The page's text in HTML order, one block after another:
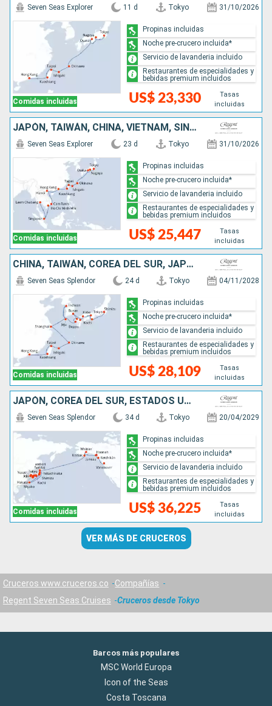
Comidas incluidas
Seven Seas Explorer 11 d Tokyo 31/10/2026
US$ 23,330
Tasas
incluidas
Propinas incluidas
Noche pre-crucero incluida*
Servicio de lavanderia incluido
Restaurantes de especialidades y
bebidas premium incluidos
JAPÓN, TAIWÁN, CHINA, VIETNAM, SINGAPUR, TAILANDIA
Comidas incluidas
Seven Seas Explorer 23 d Tokyo 31/10/2026
US$ 25,447
Tasas
incluidas
Propinas incluidas
Noche pre-crucero incluida*
Servicio de lavanderia incluido
Restaurantes de especialidades y
bebidas premium incluidos
CHINA, TAIWÁN, COREA DEL SUR, JAPÓN
Comidas incluidas
Seven Seas Splendor 24 d Tokyo 04/11/2028
US$ 28,109
Tasas
incluidas
Propinas incluidas
Noche pre-crucero incluida*
Servicio de lavanderia incluido
Restaurantes de especialidades y
bebidas premium incluidos
JAPÓN, COREA DEL SUR, ESTADOS UNIDOS, CANADÁ
Comidas incluidas
Seven Seas Splendor 34 d Tokyo 20/04/2029
US$ 36,225
Tasas
incluidas
Propinas incluidas
Noche pre-crucero incluida*
Servicio de lavanderia incluido
Restaurantes de especialidades y
bebidas premium incluidos
VER MÁS DE CRUCEROS
Cruceros www.cruceros.co
Compañías
Regent Seven Seas Cruises
Cruceros desde Tokyo
Barcos más populares
MSC World Europa
Icon of the Seas
Costa Toscana